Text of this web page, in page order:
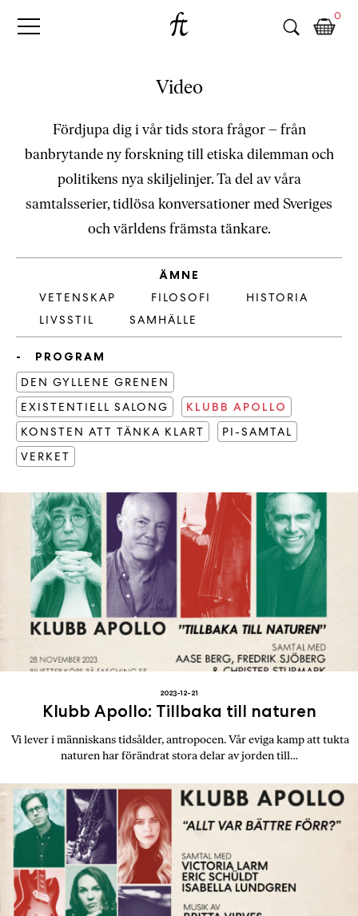
Fri
B
o
a
e
l
p
n
ä
t
,
k
ö
ö
c
k
n
l
o
s
F
r
i
T
n
k
e
0
Video
Fördjupa dig i vår tids stora frågor – från
banbrytande ny forskning till etiska dilemman och
politikens nya skiljelinjer. Ta del av våra
samtalsserier, tidlösa konversationer med Sveriges
och världens främsta tänkare.
ÄMNE
VETENSKAP
FILOSOFI
HISTORIA
LIVSSTIL
SAMHÄLLE
PROGRAM
DEN GYLLENE GRENEN
EXISTENTIELL SALONG
KLUBB APOLLO
KONSTEN ATT TÄNKA KLART
PI-SAMTAL
VERKET
Klubb Apollo: Tillbaka till naturen
2023-12-21
Vi lever i människans tidsålder, antropocen. Vår eviga kamp att tukta
naturen har förändrat stora delar av jorden till…